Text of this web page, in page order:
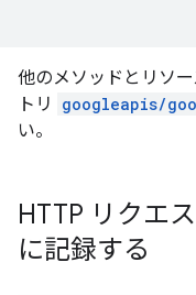
他のメソッドとリソ
トリ
googleapis/
い。
HTTP リクエ
に記録する